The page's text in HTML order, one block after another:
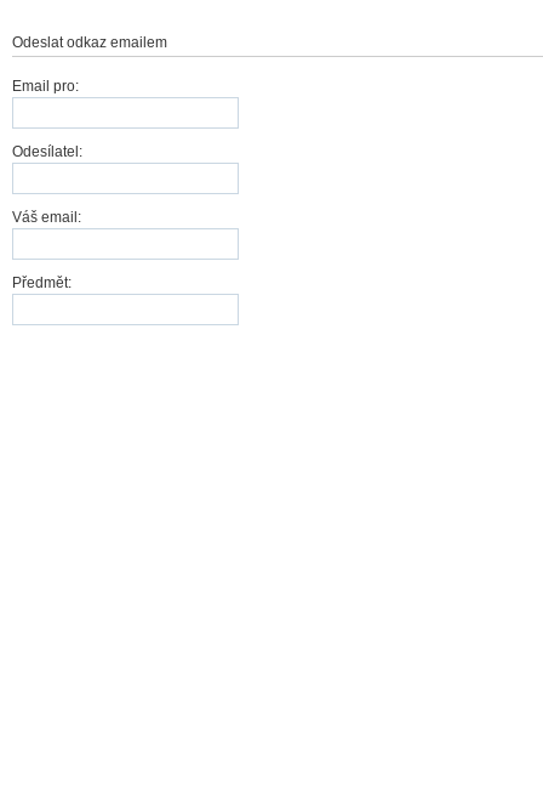
Odeslat odkaz emailem
Email pro:
Odesílatel:
Váš email:
Předmět: